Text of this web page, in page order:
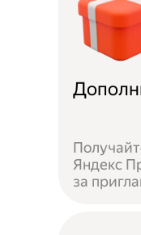
Яндекс
за